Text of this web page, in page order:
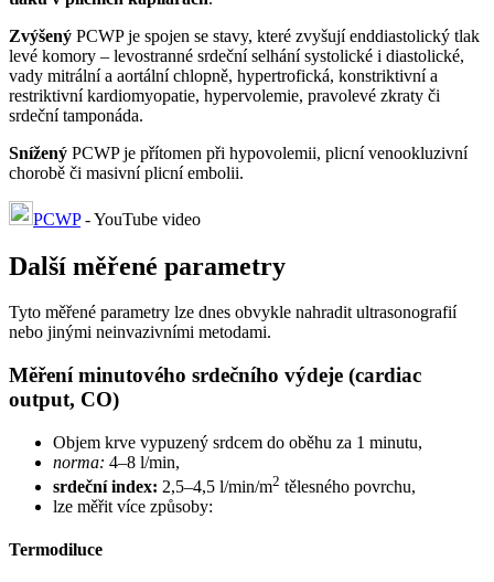
Zvýšený PCWP je spojen se stavy, které zvyšují enddiastolický tlak
levé komory – levostranné srdeční selhání systolické i diastolické,
vady mitrální a aortální chlopně, hypertrofická, konstriktivní a
restriktivní kardiomyopatie, hypervolemie, pravolevé zkraty či
srdeční tamponáda.
Snížený PCWP je přítomen při hypovolemii, plicní venookluzivní
chorobě či masivní plicní embolii.
PCWP- YouTube video
Další měřené parametry
Tyto měřené parametry lze dnes obvykle nahradit ultrasonografií
nebo jinými neinvazivními metodami.
Měření minutového srdečního výdeje (cardiac
output, CO)
Objem krve vypuzený srdcem do oběhu za 1 minutu,
norma: 4–8 l/min,
srdeční index: 2,5–4,5 l/min/m2 tělesného povrchu,
lze měřit více způsoby:
Termodiluce